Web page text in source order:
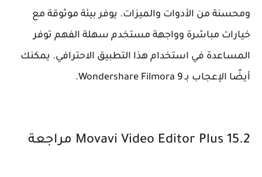
ومحسنة من الأدوات والميزات. يوفر بيئة موثوقة مع
خيارات مباشرة وواجهة مستخدم سهلة الفهم توفر
المساعدة في استخدام هذا التطبيق الاحترافي. يمكنك
أيضًا الإعجاب بـ Wondershare Filmora 9.
Movavi Video Editor Plus 15.2 مراجعة